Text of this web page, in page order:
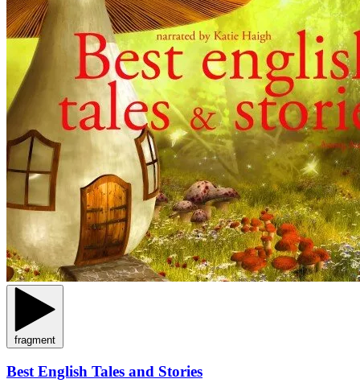
fragment
Best English Tales and Stories